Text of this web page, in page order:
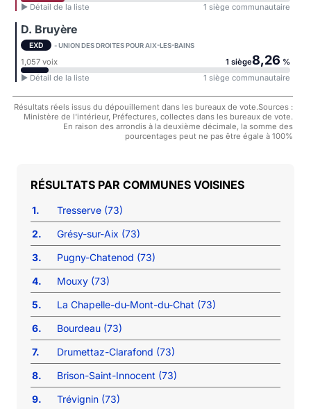
► Détail de la liste
1 siège communautaire
D. Bruyère
EXD - UNION DES DROITES POUR AIX-LES-BAINS
1,057 voix 1 siège8,26 %
► Détail de la liste
1 siège communautaire
Résultats réels issus du dépouillement dans les bureaux de vote.Sources :
Ministère de l'intérieur, Préfectures, collectes dans les bureaux de vote.
En raison des arrondis à la deuxième décimale, la somme des
pourcentages peut ne pas être égale à 100%
COMMUNES VOISINES
1.
Tresserve (73)
2.
Grésy-sur-Aix (73)
3.
Pugny-Chatenod (73)
4.
Mouxy (73)
5.
La Chapelle-du-Mont-du-Chat (73)
6.
Bourdeau (73)
7.
Drumettaz-Clarafond (73)
8.
Brison-Saint-Innocent (73)
9.
Trévignin (73)